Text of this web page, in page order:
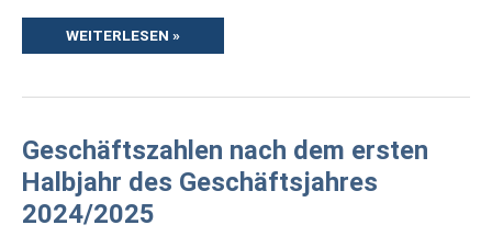
WEITERLESEN »
Geschäftszahlen nach dem ersten
Halbjahr des Geschäftsjahres
2024/2025
GESCHÄFTSZAHLEN
NACH
DEM
ERSTEN
HALBJAHR
DES
GESCHÄFTSJAHRES